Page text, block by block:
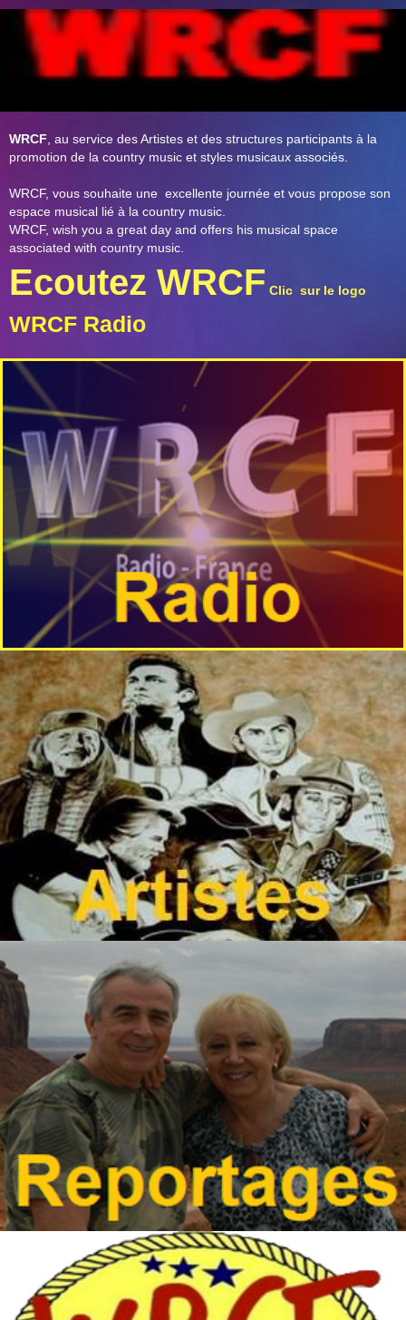
WRCF , au service des Artistes et des structures participants à la
promotion de la country music et styles musicaux associés.
WRCF, vous souhaite une excellente journée et vous propose son
espace musical lié à la country music.
WRCF, wish you a great day and offers his musical space
associated with country music.
Ecoutez WRCF Clic sur le logo
WRCF Radio